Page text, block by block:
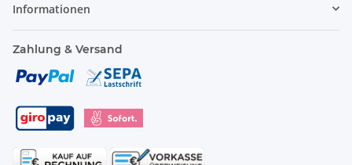
Informationen
Zahlung & Versand